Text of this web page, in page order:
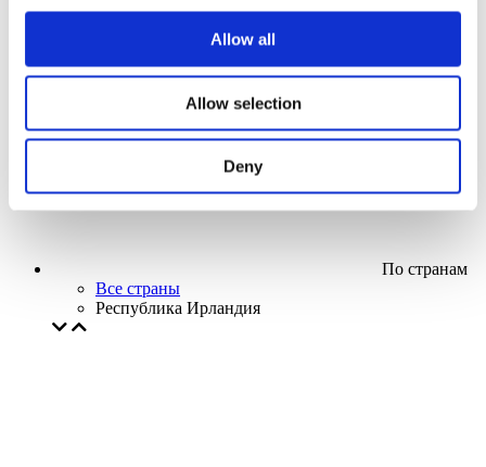
Allow all
Allow selection
Deny
Творческий вечер
Наше спецпредложение
Применить
По странам
Все страны
Республика Ирландия